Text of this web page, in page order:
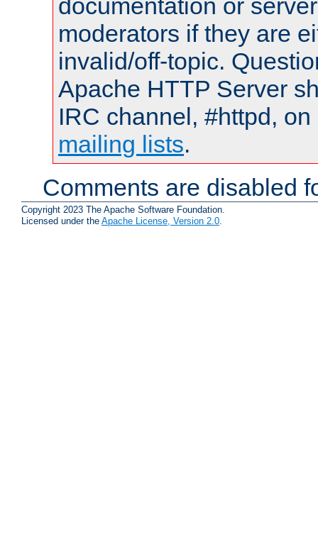
documentation or
moderators if they are
invalid/off-topic.
Apache HTTP Server
IRC channel, #httpd,
mailing lists.
Comments are disabled
Copyright 2023 The Apache Software Foundation.
Licensed under the Apache License, Version 2.0.